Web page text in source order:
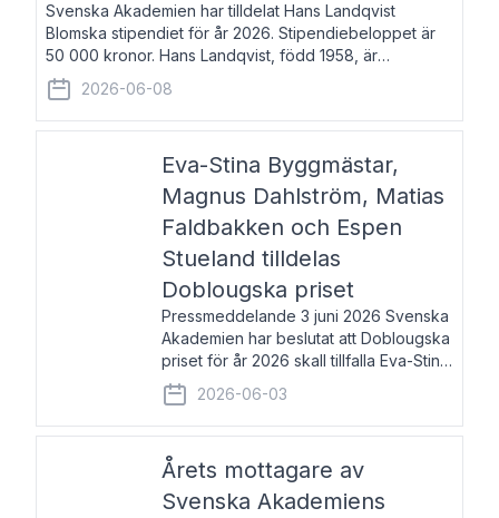
Svenska Akademien har tilldelat Hans Landqvist
Blomska stipendiet för år 2026. Stipendiebeloppet är
50 000 kronor. Hans Landqvist, född 1958, är
professor i svenska vid Göteborgs universitet. Han
disputerade år 2000 på avhandlingen Författn
2026-06-08
Eva-Stina Byggmästar,
Magnus Dahlström, Matias
Faldbakken och Espen
Stueland tilldelas
Doblougska priset
Pressmeddelande 3 juni 2026 Svenska
Akademien har beslutat att Doblougska
priset för år 2026 skall tillfalla Eva-Stina
Byggmästar, Magnus Dahlström, Matias
Faldbakken samt Espen Stueland.
Prisbeloppet är 200 000 svenska
2026-06-03
Årets mottagare av
Svenska Akademiens